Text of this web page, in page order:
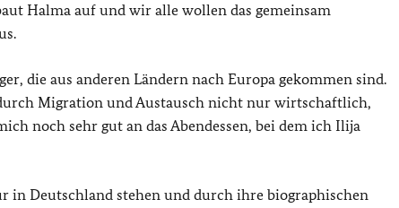
Halma auf und wir alle wollen das gemeinsam
die aus anderen Ländern nach Europa gekommen sind.
Migration und Austausch nicht nur wirtschaftlich,
noch sehr gut an das Abendessen, bei dem ich Ilija
in Deutschland stehen und durch ihre biographischen